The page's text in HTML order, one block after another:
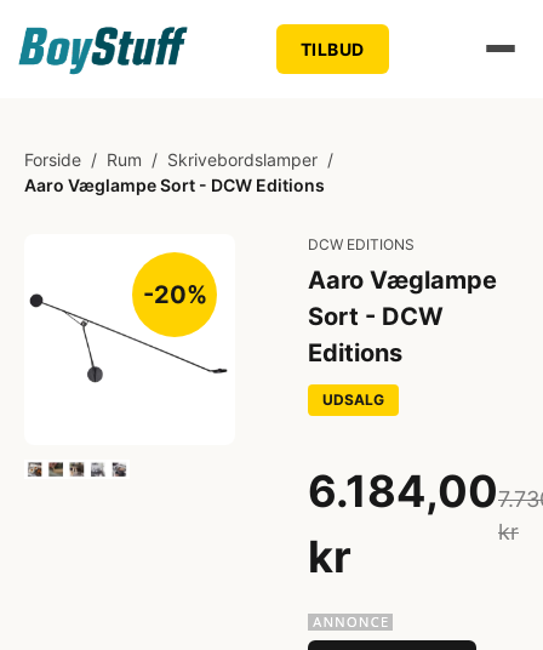
TILBUD
Forside / Rum / Skrivebordslamper /
Aaro Væglampe Sort - DCW Editions
-20%
DCW EDITIONS
Aaro Væglampe
Sort - DCW
Editions
UDSALG
6.184,00
kr
kr